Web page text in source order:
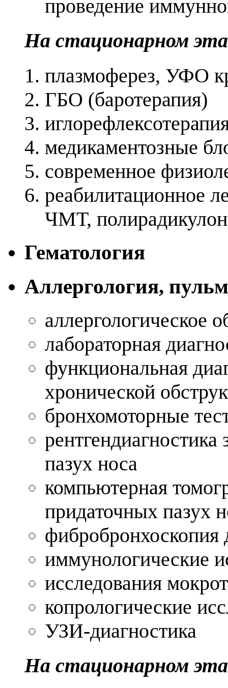
проведение
На стационарном
плазмоферез, УФО
ГБО (баротерапия)
медикаментозные
современное
реабилитационное
ЧМТ,
Гематология
Аллергология,
аллергологическое
лабораторная
функциональная
хронической
бронхомоторные
пазух носа
компьютерная
придаточных пазух
фибробронхоскопия
иммунологические
исследования
копрологические
УЗИ-диагностика
На стационарном